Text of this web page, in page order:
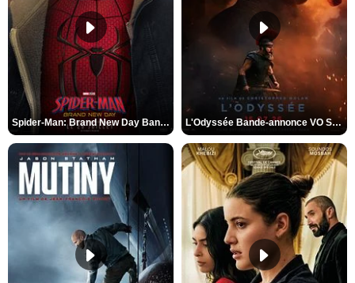
Spider-Man: Brand New Day Bande-annonce VO STFR L'Odyssée Bande-annonce VO STFR